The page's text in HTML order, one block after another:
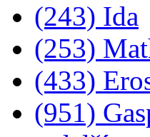
(243) Ida
(253)
(433)
(951)